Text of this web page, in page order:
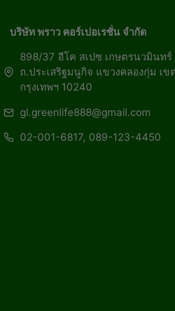
บริษัท พราว คอร์เปอเรชั่น จำกัด
898/37 อีโค สเปซ เกษตรนวมินทร์
ถ.ประเสริฐมนูกิจ แขวงคลองกุ่ม เข
กรุงเทพฯ 10240
gl.greenlife888@gmail.com
02-001-6817, 089-123-4450